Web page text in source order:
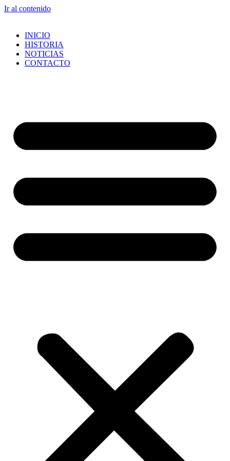
Ir al contenido
INICIO
HISTORIA
NOTICIAS
CONTACTO